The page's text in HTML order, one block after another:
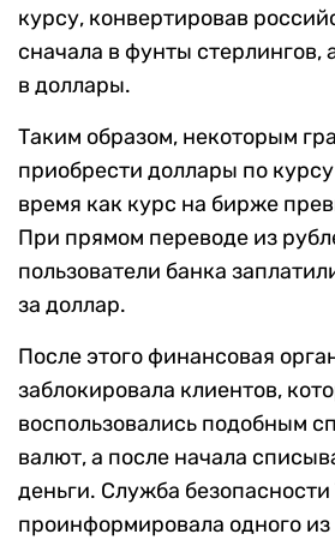
курсу, конвертировав
сначала в фунты стерлингов,
в доллары.
Таким образом, некоторым
приобрести доллары по
время как курс на бирже
При прямом переводе из
пользователи банка
за доллар.
После этого финансовая
заблокировала клиентов,
воспользовались подобным
валют, а после начала
деньги. Служба
проинформировала одного из